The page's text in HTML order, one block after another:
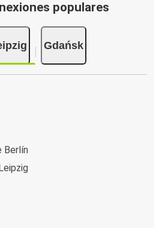
populares
Gdańsk
Berlín